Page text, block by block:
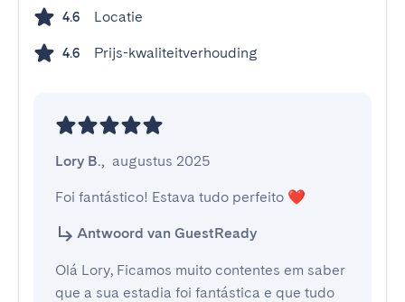
4.6 Locatie
4.6 Prijs-kwaliteitverhouding
Lory B., augustus 2025
Foi fantástico! Estava tudo perfeito ❤️
Antwoord van GuestReady
Olá Lory, Ficamos muito contentes em saber
que a sua estadia foi fantástica e que tudo